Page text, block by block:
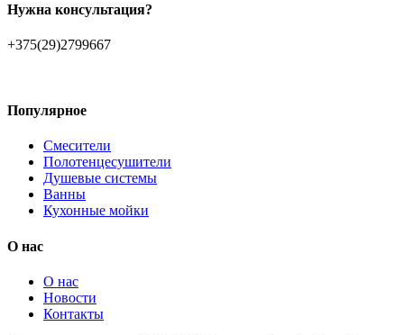
Нужна консультация?
+375(29)2799667
Популярное
Смесители
Полотенцесушители
Душевые системы
Ванны
Кухонные мойки
О нас
О нас
Новости
Контакты